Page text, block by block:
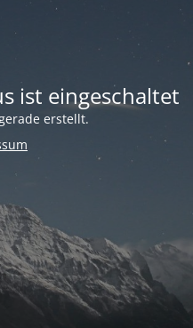
ist eingeschaltet
erstellt.